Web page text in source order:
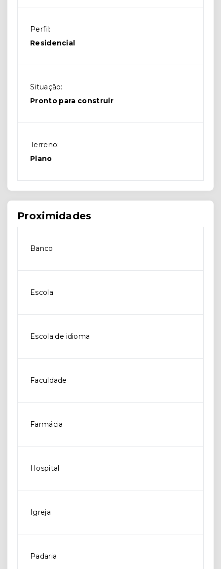
Perfil:
Residencial
Situação:
Pronto para construir
Terreno:
Plano
Proximidades
Banco
Escola
Escola de idioma
Faculdade
Farmácia
Hospital
Igreja
Padaria